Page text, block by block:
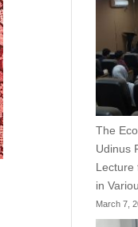
The
Udinus
Lecture
in
March 7,